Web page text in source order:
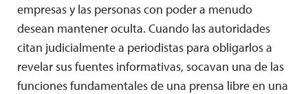
empresas y las personas con poder a menudo
desean mantener oculta. Cuando las autoridades
citan judicialmente a periodistas para obligarlos a
revelar sus fuentes informativas, socavan una de las
funciones fundamentales de una prensa libre en una